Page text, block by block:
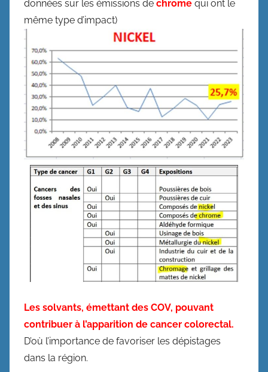
données sur les émissions de chrome qui ont le
même type d’impact)
Les solvants, émettant des COV, pouvant
contribuer à l’apparition de cancer colorectal.
D’où l’importance de favoriser les dépistages
dans la région.